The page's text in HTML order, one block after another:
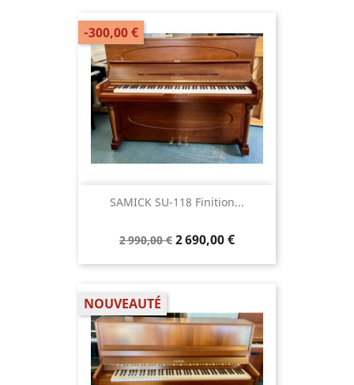
SAMICK SU-118 Finition...
2 990,00 € 2 690,00 €
-300,00 €
NOUVEAUTÉ